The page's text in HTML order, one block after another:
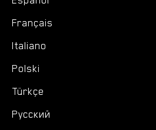
Français
Italiano
Polski
Türkçe
Русский